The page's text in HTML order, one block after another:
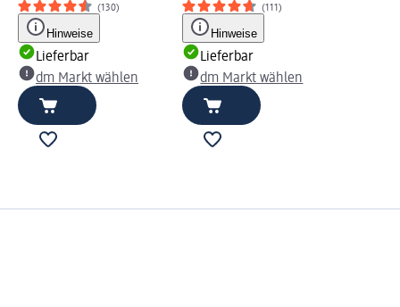
(130)
Hinweise
Lieferbar
dm Markt wählen
(111)
Hinweise
Lieferbar
dm Markt wählen